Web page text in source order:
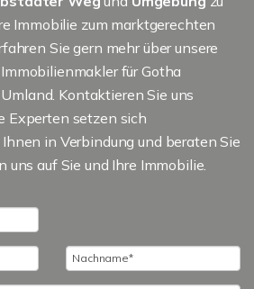
Immobilie zum marktgerechten
Sie gern mehr über unsere
für Gotha
Kontaktieren Sie uns
Experten setzen sich
in Verbindung und beraten Sie
uns auf Sie und Ihre Immobilie.